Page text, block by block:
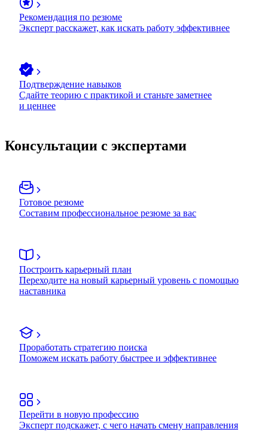
Рекомендация по резюме
Эксперт расскажет, как искать работу эффективнее
Подтверждение навыков
Сдайте теорию с практикой и станьте заметнее
и ценнее
Консультации с экспертами
Готовое резюме
Составим профессиональное резюме за вас
Построить карьерный план
Переходите на новый карьерный уровень с помощью
наставника
Проработать стратегию поиска
Поможем искать работу быстрее и эффективнее
Перейти в новую профессию
Эксперт подскажет, с чего начать смену направления